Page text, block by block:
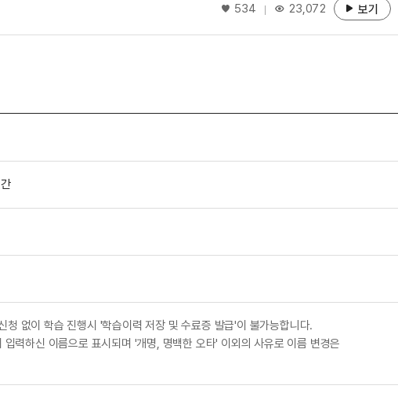
좋아요
534 23,072 보기
청 없이 학습 진행시 '학습이력 저장 및 수료증 발급'이 불가능합니다.
입력하신 이름으로 표시되며 '개명, 명백한 오타' 이외의 사유로 이름 변경은